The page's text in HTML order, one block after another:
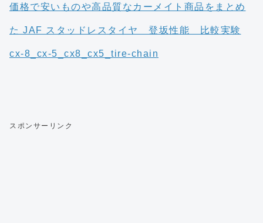
スポンサーリンク